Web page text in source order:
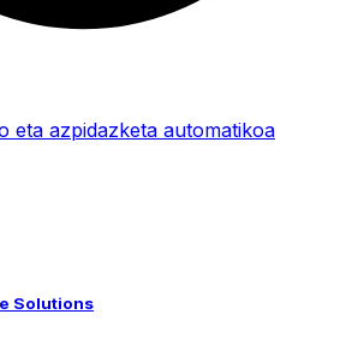
eta azpidazketa automatikoa
Solutions